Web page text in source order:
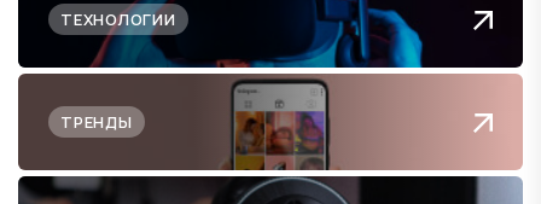
ТЕХНОЛОГИИ
ТРЕНДЫ